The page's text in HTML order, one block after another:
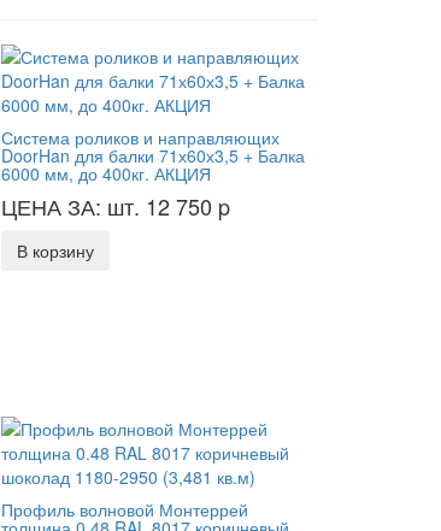
Система роликов и направляющих
DoorHan для балки 71х60х3,5 + Балка
6000 мм, до 400кг. АКЦИЯ
ЦЕНА ЗА: шт. 12 750 p
В корзину
Профиль волновой Монтеррей